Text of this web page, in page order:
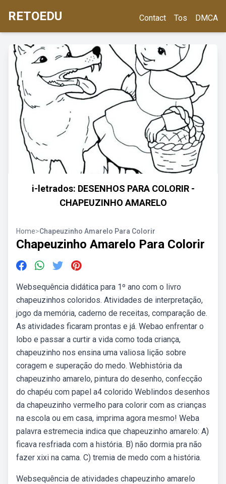
RETOEDU Contact Tos DMCA
i-letrados: DESENHOS PARA COLORIR -
CHAPEUZINHO AMARELO
Home>Chapeuzinho Amarelo Para Colorir
Chapeuzinho Amarelo Para Colorir
Websequência didática para 1º ano com o livro
chapeuzinhos coloridos. Atividades de interpretação,
jogo da memória, caderno de receitas, comparação de.
As atividades ficaram prontas e já. Webao enfrentar o
lobo e passar a curtir a vida como toda criança,
chapeuzinho nos ensina uma valiosa lição sobre
coragem e superação do medo. Webhistória da
chapeuzinho amarelo, pintura do desenho, confecção
do chapéu com papel a4 colorido Weblindos desenhos
da chapeuzinho vermelho para colorir com as crianças
na escola ou em casa, imprima agora mesmo! Weba
palavra estremecia indica que chapeuzinho amarelo: A)
ficava resfriada com a história. B) não dormia pra não
fazer xixi na cama. C) tremia de medo com a história.
Websequência de atividades chapeuzinho amarelo